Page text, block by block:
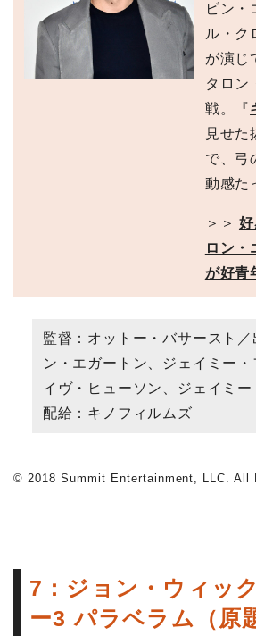
ビン・
ル・ク
が演じ
タロン
戦。『
見せた
で、弓
動感た
＞＞
ロン・
が好青
監督：オットー・バサースト／
ン・エガートン、ジェイミー・
イヴ・ヒューソン、ジェイミー
配給：キノフィルムズ
© 2018 Summit Entertainment, LLC. All
7：ジョン・ウィッ
ー3 パラベラム（原